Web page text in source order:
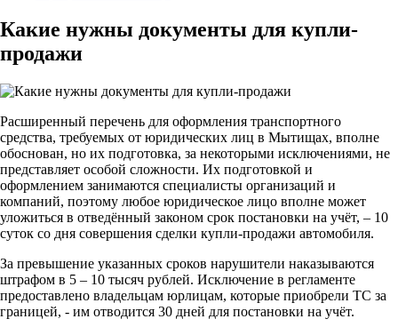
Какие нужны документы для купли-
продажи
Расширенный перечень для оформления транспортного
средства, требуемых от юридических лиц в Мытищах, вполне
обоснован, но их подготовка, за некоторыми исключениями, не
представляет особой сложности. Их подготовкой и
оформлением занимаются специалисты организаций и
компаний, поэтому любое юридическое лицо вполне может
уложиться в отведённый законом срок постановки на учёт, – 10
суток со дня совершения сделки купли-продажи автомобиля.
За превышение указанных сроков нарушители наказываются
штрафом в 5 – 10 тысяч рублей. Исключение в регламенте
предоставлено владельцам юрлицам, которые приобрели ТС за
границей, - им отводится 30 дней для постановки на учёт.